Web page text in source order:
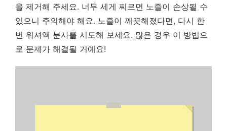
을 제거해 주세요. 너무 세게 찌르면 노즐이 손상될 수
있으니 주의해야 해요. 노즐이 깨끗해졌다면, 다시 한
번 워셔액 분사를 시도해 보세요. 많은 경우 이 방법으
로 문제가 해결될 거예요!